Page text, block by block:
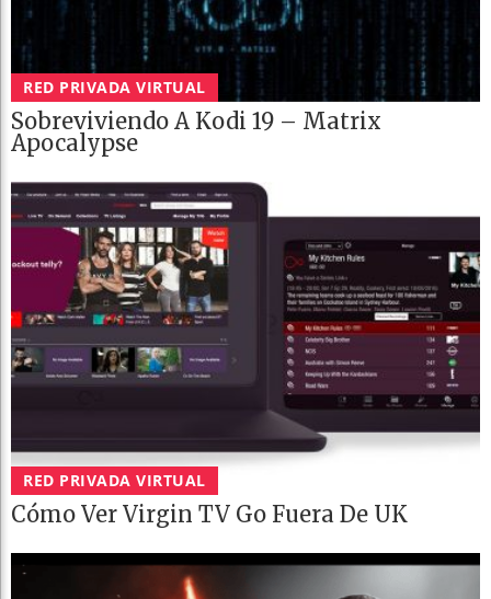
RED PRIVADA VIRTUAL
Sobreviviendo A Kodi 19 – Matrix
Apocalypse
RED PRIVADA VIRTUAL
Cómo Ver Virgin TV Go Fuera De UK